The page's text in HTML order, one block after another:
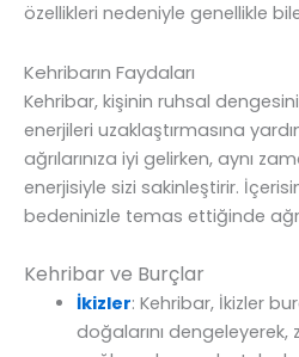
özellikleri nedeniyle genellikle
Kehribarın Faydaları
Kehribar, kişinin ruhsal
enerjileri uzaklaştırmasına
ağrılarınıza iyi gelirken, aynı
enerjisiyle sizi sakinleştirir.
bedeninizle temas ettiğinde
Kehribar ve Burçlar
İkizler: Kehribar, İkizler
doğalarını dengeleyerek,